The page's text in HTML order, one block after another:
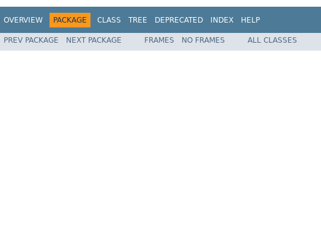
OVERVIEW PACKAGE CLASS TREE DEPRECATED INDEX HELP
PREV PACKAGE NEXT PACKAGE FRAMES NO FRAMES ALL CLASSES